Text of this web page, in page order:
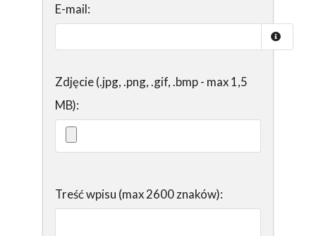
E-mail:
Zdjęcie (.jpg, .png, .gif, .bmp - max 1,5
MB):
Treść wpisu (max 2600 znaków):